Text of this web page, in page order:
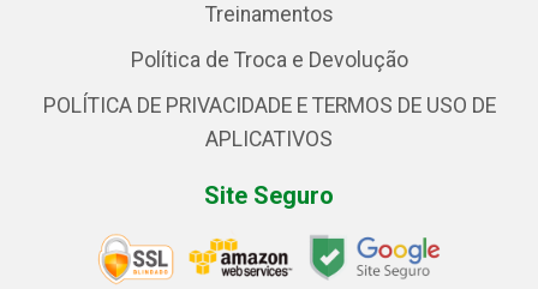
Treinamentos
Política de Troca e Devolução
POLÍTICA DE PRIVACIDADE E TERMOS DE USO DE
APLICATIVOS
Site Seguro